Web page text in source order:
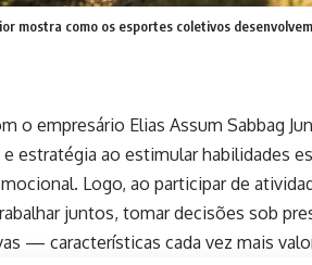
mostra como os esportes coletivos
o empresário Elias Assum Sabbag
estratégia ao estimular habilidades
Logo, ao participar de
juntos, tomar decisões sob
— características cada vez mais